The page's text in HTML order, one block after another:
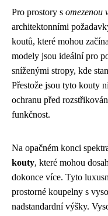
Pro prostory s omezenou
architektonními
koutů, které mohou
modely jsou ideální pro
sníženými stropy, kde
Přestože jsou tyto kouty
ochranu před
funkčnost.
Na opačném konci
kouty, které mohou
dokonce více. Tyto
prostorné koupelny s
nadstandardní výšky.